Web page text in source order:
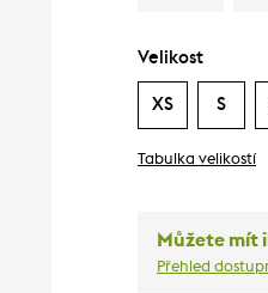
Velikost
XS S
Tabulka velikostí
Můžete mít
Přehled